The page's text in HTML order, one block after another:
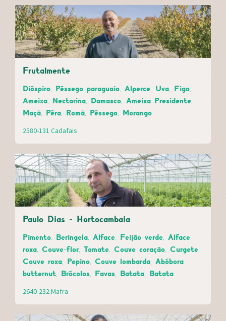
Frutalmente
Dióspiro, Pêssego paraguaio, Alperce, Uva, Figo,
Ameixa, Nectarina, Damasco, Ameixa Presidente,
Maçã, Pêra, Romã, Pêssego, Morango
2580-131 Cadafais
Paulo Dias - Hortocambaia
Pimento, Beringela, Alface, Feijão verde, Alface
roxa, Couve-flor, Tomate, Couve coração, Curgete,
Couve roxa, Pepino, Couve lombarda, Abóbora
butternut, Brócolos, Favas, Batata, Batata
2640-232 Mafra